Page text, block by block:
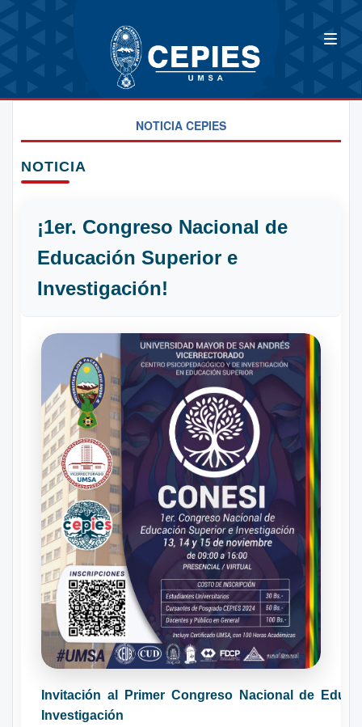
NOTICIA CEPIES
NOTICIA
¡1er. Congreso Nacional de
Educación Superior e
Investigación!
Invitación al Primer Congreso Nacional de
Investigación